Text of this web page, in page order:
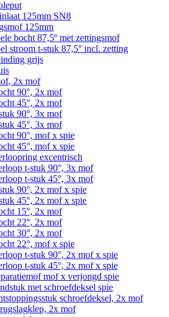
125mm SN8
125mm
bocht 87,5º met zettingsmof
stroom t-stuk 87,5° incl. zetting
grijs
2x mof
90°, 2x mof
45°, 2x mof
90°, 3x mof
45°, 3x mof
90°, mof x spie
45°, mof x spie
excentrisch
t-stuk 90°, 3x mof
t-stuk 45°, 3x mof
90°, 2x mof x spie
45°, 2x mof x spie
15°, 2x mof
22°, 2x mof
30°, 2x mof
22°, mof x spie
t-stuk 90°, 2x mof x spie
t-stuk 45°, 2x mof x spie
mof x verjongd spie
met schroefdeksel spie
schroefdeksel, 2x mof
2x mof